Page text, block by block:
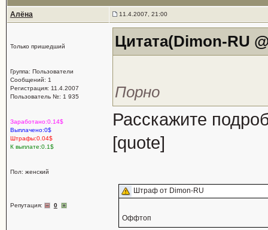
Алёна 11.4.2007, 21:00
Только пришедший
Группа: Пользователи
Сообщений: 1
Регистрация: 11.4.2007
Пользователь №: 1 935
Заработано:0.14$
Выплачено:0$
Штрафы:0.04$
К выплате:0.1$
Пол: женский
Репутация: 0
Цитата(Dimon-RU
Порно
Расскажите
[quote]
Штраф от Dimon-RU
Оффтоп